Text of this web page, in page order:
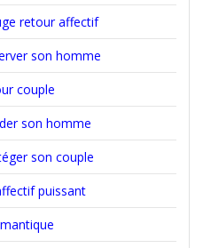
retour affectif
son homme
couple
son homme
son couple
puissant